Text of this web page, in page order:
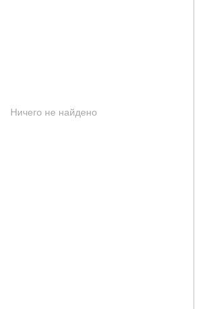
Ничего не найдено